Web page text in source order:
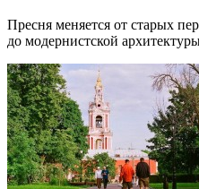
Пресня меняется от старых
до модернистской